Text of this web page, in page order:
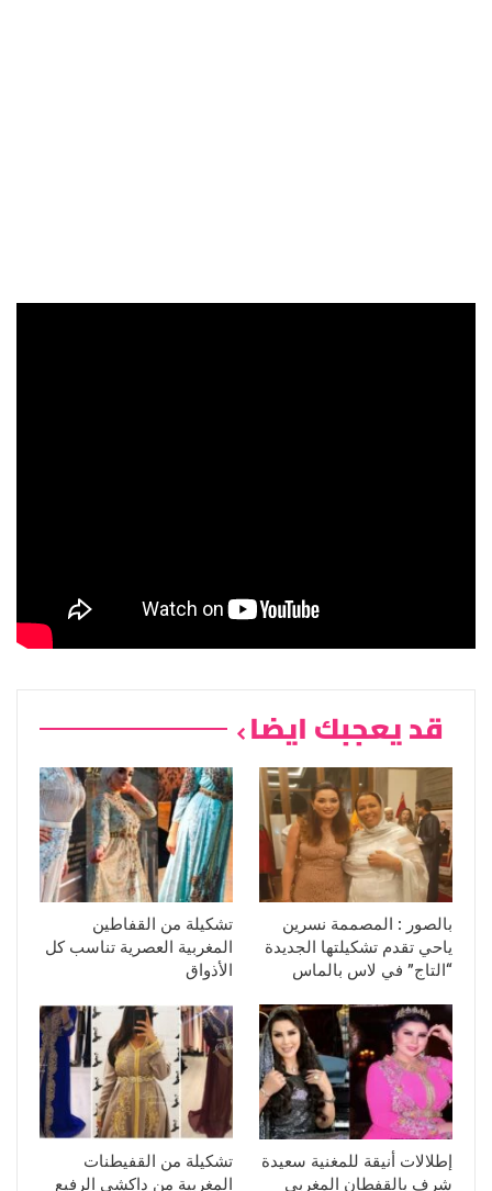
قد يعجبك ايضا
بالصور : المصممة نسرين
ياحي تقدم تشكيلتها الجديدة
“التاج” في لاس بالماس
تشكيلة من القفاطين
المغربية العصرية تناسب كل
الأذواق
إطلالات أنيقة للمغنية سعيدة
شرف بالقفطان المغربي
تشكيلة من القفيطنات
المغربية من داكشي الرفيع